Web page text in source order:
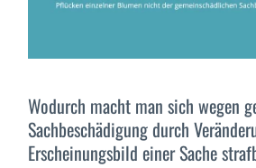
Wodurch macht man sich wegen
Sachbeschädigung durch
Erscheinungsbild einer Sache